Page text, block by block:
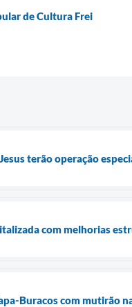
de Cultura Frei
terão operação
com melhorias
Buracos com mutirão